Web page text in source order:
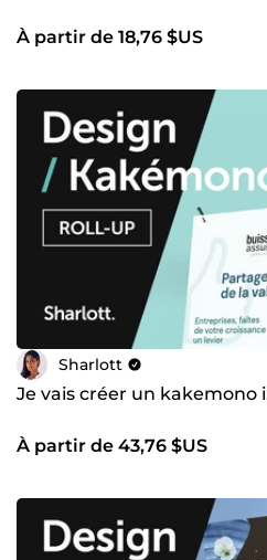
À partir de 18,76 $US
Sharlott
Je vais créer un kakemono
À partir de 43,76 $US